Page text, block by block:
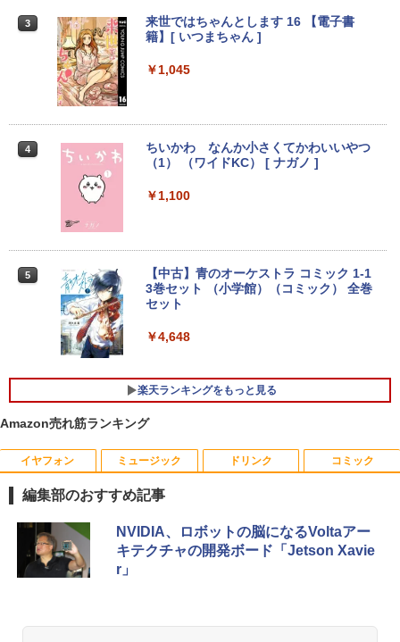
3
来世ではちゃんとします 16 【電子書
籍】[ いつまちゃん ]
￥1,045
4
ちいかわ なんか小さくてかわいいやつ
（1） （ワイドKC） [ ナガノ ]
￥1,100
5
【中古】青のオーケストラ コミック 1-1
3巻セット （小学館）（コミック） 全巻
セット
￥4,648
楽天ランキングをもっと見る
Amazon売れ筋ランキング
イヤフォン
Anker Soundcore P42i (Bluetooth 6.1)【完
全ワイヤレスイヤホン/ウルトラノイズキャン
セリング 3.5 / マルチポイント接続 / 最大40時
ミュージック
BRUCE WAYNE feat. Flo Milli, ATL Jacob
[Explicit]
ドリンク
by Amazon 天然水 ラベルレス 500ml ×24本
富士山の天然水 バナジウム含有 水 ミネラル
ウォーター ペットボトル 静岡県産 500ミリリ
コミック
薬屋のひとりごと 17巻 (デジタル版ビッグガ
ンガンコミックス)
編集部のおすすめ記事
NVIDIA、ロボットの脳になるVoltaアー
キテクチャの開発ボード「Jetson Xavie
r」